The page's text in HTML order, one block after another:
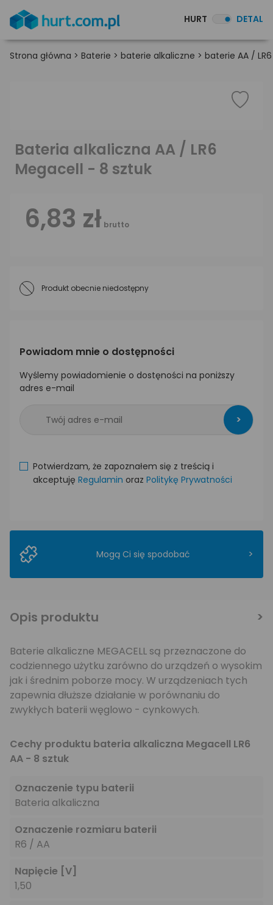
HURT DETAL
Strona główna > Baterie > baterie alkaliczne > baterie AA / LR6
Bateria alkaliczna AA / LR6
Megacell - 8 sztuk
6,83 zł brutto
Produkt obecnie niedostępny
Powiadom mnie o dostępności
Wyślemy powiadomienie o dostęności na poniższy
adres e-mail
>
Potwierdzam, że zapoznałem się z treścią i
akceptuję Regulamin oraz Politykę Prywatności
Mogą Ci się spodobać >
Opis produktu
Baterie alkaliczne MEGACELL są przeznaczone do
codziennego użytku zarówno do urządzeń o wysokim
jak i średnim poborze mocy. W urządzeniach tych
zapewnia dłuższe działanie w porównaniu do
zwykłych baterii węglowo - cynkowych.
Cechy produktu bateria alkaliczna Megacell LR6
AA - 8 sztuk
Oznaczenie typu baterii
Bateria alkaliczna
Oznaczenie rozmiaru baterii
R6 / AA
Napięcie [V]
1,50